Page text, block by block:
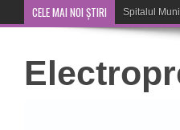
CELE MAI NOI ȘTIRI Cupa